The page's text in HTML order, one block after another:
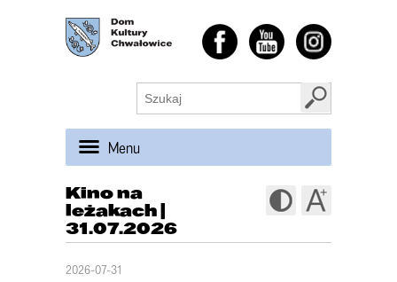
Menu
Kino na
leżakach |
31.07.2026
2026-07-31